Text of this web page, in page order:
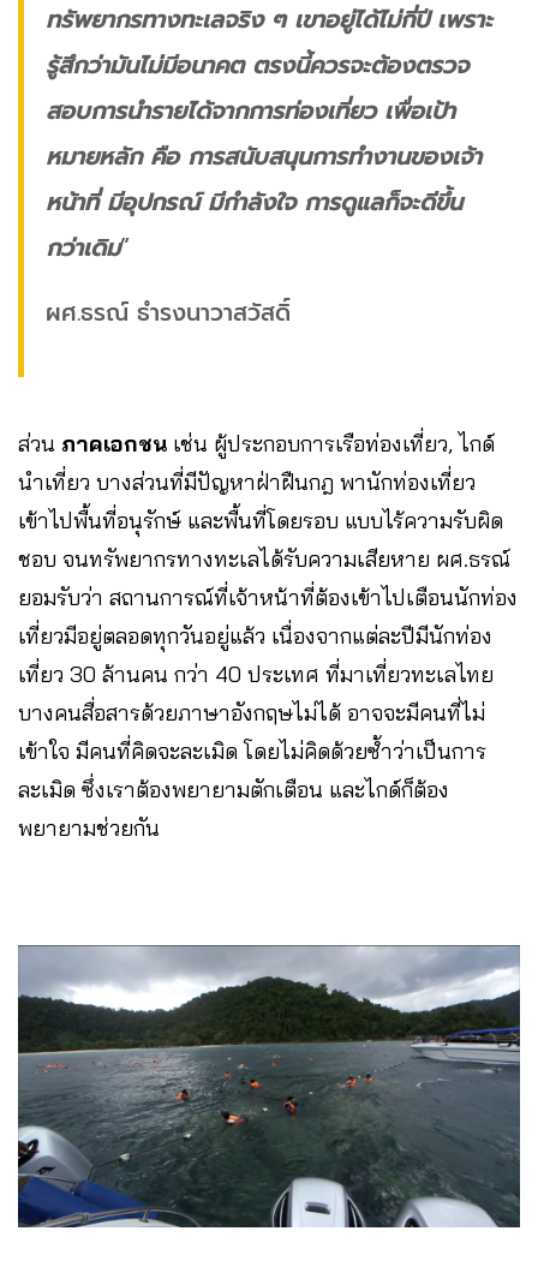
ทรัพยากรทางทะเลจริง ๆ เขาอยู่ได้ไม่กี่ปี เพราะ
รู้สึกว่ามันไม่มีอนาคต ตรงนี้ควรจะต้องตรวจ
สอบการนำรายได้จากการท่องเที่ยว เพื่อเป้า
หมายหลัก คือ การสนับสนุนการทำงานของเจ้า
หน้าที่ มีอุปกรณ์ มีกำลังใจ การดูแลก็จะดีขึ้น
กว่าเดิม”
ผศ.ธรณ์ ธำรงนาวาสวัสดิ์
ส่วน ภาคเอกชน เช่น ผู้ประกอบการเรือท่องเที่ยว, ไกด์
นำเที่ยว บางส่วนที่มีปัญหาฝ่าฝืนกฎ พานักท่องเที่ยว
เข้าไปพื้นที่อนุรักษ์ และพื้นที่โดยรอบ แบบไร้ความรับผิด
ชอบ จนทรัพยากรทางทะเลได้รับความเสียหาย ผศ.ธรณ์
ยอมรับว่า สถานการณ์ที่เจ้าหน้าที่ต้องเข้าไปเตือนนักท่อง
เที่ยวมีอยู่ตลอดทุกวันอยู่แล้ว เนื่องจากแต่ละปีมีนักท่อง
เที่ยว 30 ล้านคน กว่า 40 ประเทศ ที่มาเที่ยวทะเลไทย
บางคนสื่อสารด้วยภาษาอังกฤษไม่ได้ อาจจะมีคนที่ไม่
เข้าใจ มีคนที่คิดจะละเมิด โดยไม่คิดด้วยซ้ำว่าเป็นการ
ละเมิด ซึ่งเราต้องพยายามตักเตือน และไกด์ก็ต้อง
พยายามช่วยกัน